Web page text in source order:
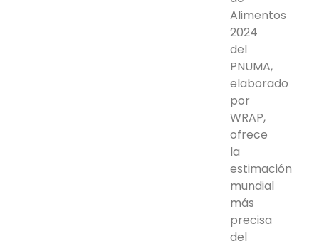
Alimentos
2024
del
PNUMA,
elaborado
por
WRAP,
ofrece
la
estimación
mundial
más
precisa
del